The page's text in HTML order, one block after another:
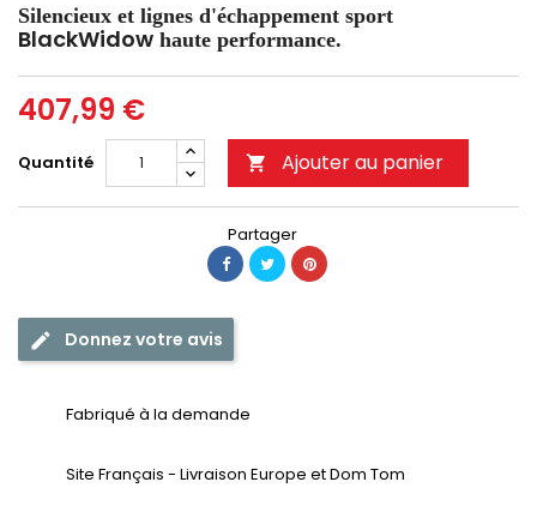
Silencieux et lignes d'échappement sport
BlackWidow haute performance.
407,99 €
Quantité  Ajouter au panier
Partager
Donnez votre avis
Fabriqué à la demande
Site Français - Livraison Europe et Dom Tom